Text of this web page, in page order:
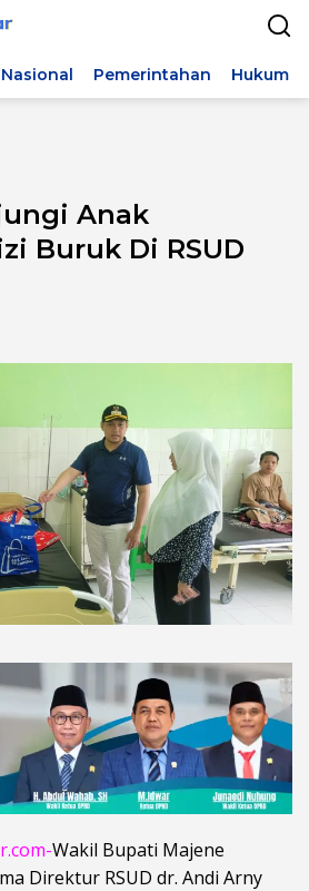
Nasional Pemerintahan Hukum
Anak
Buruk Di RSUD
Wakil Bupati Majene
Direktur RSUD dr. Andi Arny